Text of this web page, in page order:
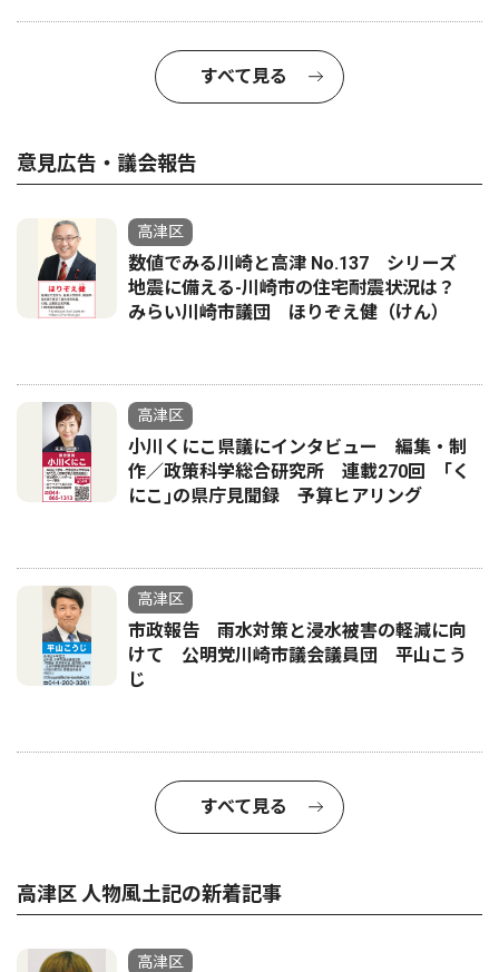
すべて見る
意見広告・議会報告
高津区
数値でみる川崎と高津 No.137 シリーズ
地震に備える-川崎市の住宅耐震状況は？
みらい川崎市議団 ほりぞえ健（けん）
高津区
小川くにこ県議にインタビュー 編集・制
作／政策科学総合研究所 連載270回 ｢く
にこ｣の県庁見聞録 予算ヒアリング
高津区
市政報告 雨水対策と浸水被害の軽減に向
けて 公明党川崎市議会議員団 平山こう
じ
すべて見る
高津区 人物風土記の新着記事
高津区